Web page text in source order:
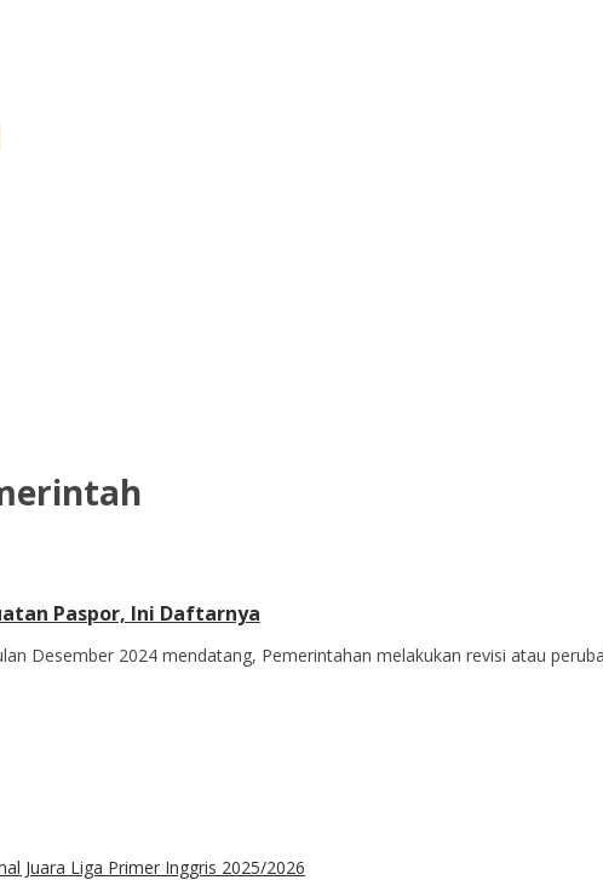
Paspor, Ini Daftarnya
Desember 2024 mendatang, Pemerintahan melakukan revisi atau